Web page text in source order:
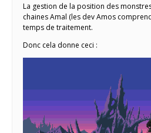
La gestion de la position des
chaines Amal (les dev Amos
temps de traitement.
Donc cela donne ceci :